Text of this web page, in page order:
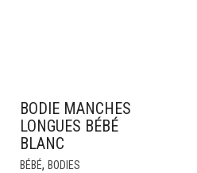
BODIE MANCHES
LONGUES BÉBÉ
BLANC
BÉBÉ, BODIES